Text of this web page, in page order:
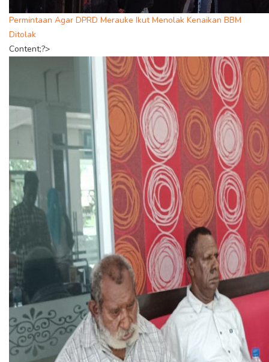
Permintaan Agar DPRD Merauke Ikut Menolak Kenaikan BBM
Ditolak
Content;?>